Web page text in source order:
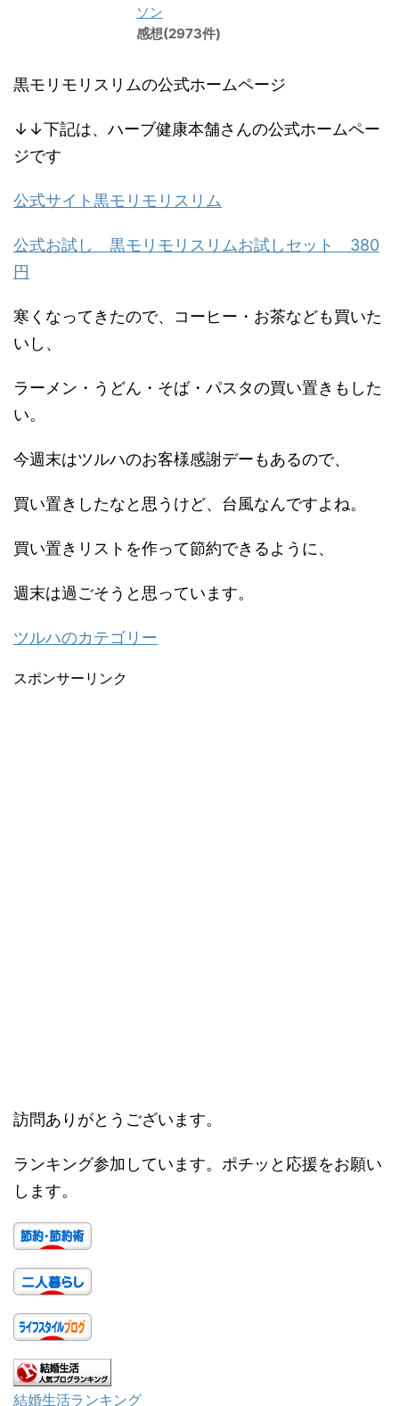
ソン
感想(2973件)
黒モリモリスリムの公式ホームページ
↓↓下記は、ハーブ健康本舗さんの公式ホームペー
ジです
公式サイト黒モリモリスリム
公式お試し 黒モリモリスリムお試しセット 380
円
寒くなってきたので、コーヒー・お茶なども買いた
いし、
ラーメン・うどん・そば・パスタの買い置きもした
い。
今週末はツルハのお客様感謝デーもあるので、
買い置きしたなと思うけど、台風なんですよね。
買い置きリストを作って節約できるように、
週末は過ごそうと思っています。
ツルハのカテゴリー
スポンサーリンク
訪問ありがとうございます。
ランキング参加しています。ポチッと応援をお願い
します。
結婚生活ランキング